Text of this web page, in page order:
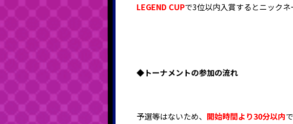
LEGEND CUPで3位以内入賞するとニック
◆トーナメントの参加の流れ
予選等はないため、 開始時間より30分以内